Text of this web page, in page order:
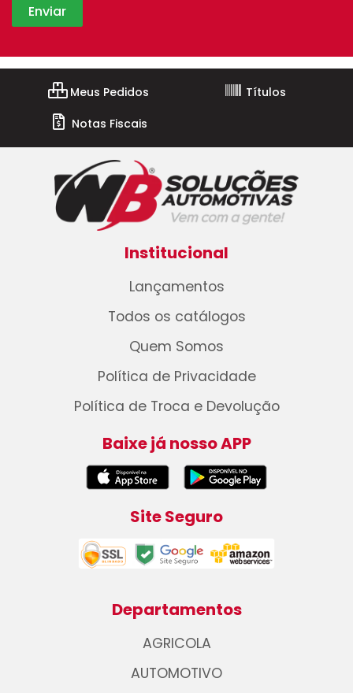
Meus Pedidos
Títulos
Notas Fiscais
Institucional
Lançamentos
Todos os catálogos
Quem Somos
Política de Privacidade
Política de Troca e Devolução
Baixe já nosso APP
Site Seguro
Departamentos
AGRICOLA
AUTOMOTIVO